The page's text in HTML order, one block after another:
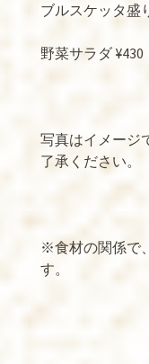
ブルスケッタ盛
野菜サラダ ¥430
写真はイメージ
了承ください。
※食材の関係で
す。